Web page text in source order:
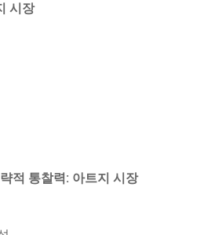
시장
적 통찰력: 아트지 시장